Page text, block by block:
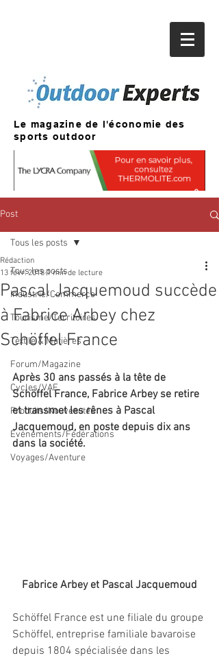
Le magazine de l'économie des
sports outdoor
Post
Tous les posts
Industrie/Commerce
Tourisme/Territoires
Textile & Matières
Forum/Magazine
Cycles/VAE
Produits/Nouveautés
Evénements/Fédérations
Voyages/Aventure
Tous les posts
Pascal Jacquemoud succède
à Fabrice Arbey chez
Schöffel France
Rédaction
13 févr. 2018 1 min de lecture
Après 30 ans passés à la tête de
Schöffel France, Fabrice Arbey se retire
et transmet les rênes à Pascal
Jacquemoud, en poste depuis dix ans
dans la société.
Fabrice Arbey et Pascal Jacquemoud
Schöffel France est une filiale du groupe
Schöffel, entreprise familiale bavaroise
depuis 1804 spécialisée dans les